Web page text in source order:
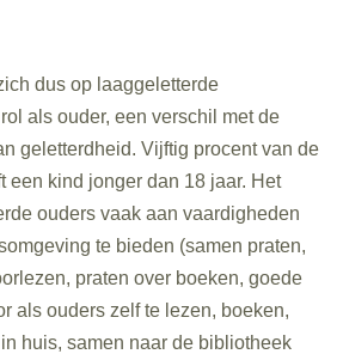
dus op laaggeletterde
als ouder, een verschil met de
geletterdheid. Vijftig procent van de
een kind jonger dan 18 jaar. Het
ouders vaak aan vaardigheden
te bieden (samen praten,
praten over boeken, goede
als ouders zelf te lezen, boeken,
huis, samen naar de bibliotheek